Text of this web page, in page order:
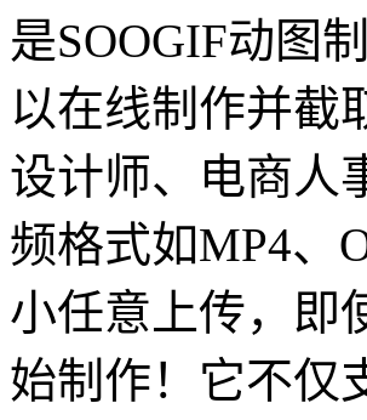
是SOOGIF动图
以在线制作并截
设计师、电商人
频格式如MP4、
小任意上传，即
始制作！它不仅